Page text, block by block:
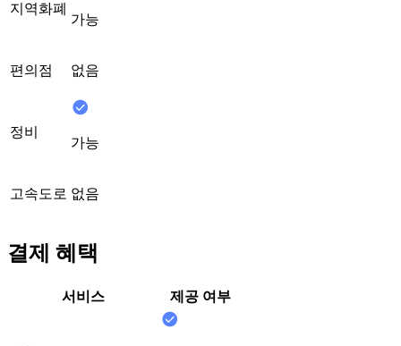
지역화폐
가능
편의점 없음
정비
가능
고속도로 없음
결제 혜택
서비스 제공 여부